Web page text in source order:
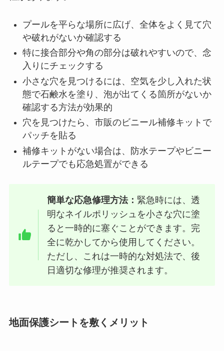
プールを平らな場所に広げ、全体をよく見て穴
や破れがないか確認する
特に接合部分や角の部分は破れやすいので、念
入りにチェックする
小さな穴を見つけるには、空気を少し入れた状
態で石鹸水を塗り、泡が出てくる箇所がないか
確認する方法が効果的
穴を見つけたら、市販のビニール補修キットで
パッチを貼る
補修キットがない場合は、防水テープやビニー
ルテープでも応急処置ができる
簡単な応急修理方法： 緊急時には、透
明なネイルポリッシュを小さな穴に塗
ると一時的に塞ぐことができます。完
全に乾かしてから使用してください。
ただし、これは一時的な対処法で、後
日適切な修理が推奨されます。
地面保護シートを敷くメリット